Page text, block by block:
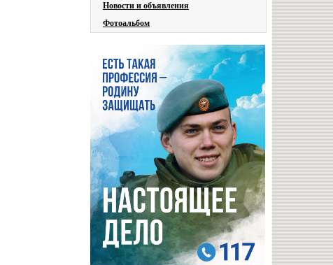
Новости и объявления
Фотоальбом